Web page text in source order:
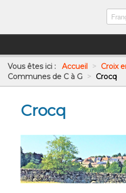
Vous êtes ici : Accueil > Croix
Communes de C à G > Crocq
Crocq